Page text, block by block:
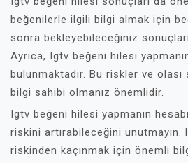
beğenilerle ilgili bilgi almak için
sonra bekleyebileceğiniz
Ayrıca, Igtv beğeni hilesi
bulunmaktadır. Bu riskler ve olası
bilgi sahibi olmanız önemlidir.
Igtv beğeni hilesi yapmanın
riskini artırabileceğini unutmayın.
riskinden kaçınmak için önemli